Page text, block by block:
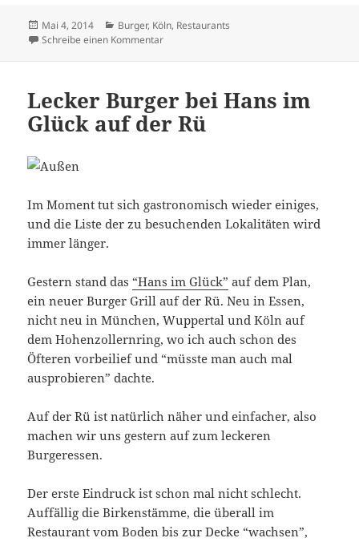
Veröffentlicht
am
Mai 4, 2014 Kategorien
Burger, Köln, Restaurants
Schreibe einen Kommentarzu Kurzkritik: Beef Brothers in Köln
Lecker Burger bei Hans im
Glück auf der Rü
Im Moment tut sich gastronomisch wieder einiges,
und die Liste der zu besuchenden Lokalitäten wird
immer länger.
Gestern stand das “Hans im Glück” auf dem Plan,
ein neuer Burger Grill auf der Rü. Neu in Essen,
nicht neu in München, Wuppertal und Köln auf
dem Hohenzollernring, wo ich auch schon des
Öfteren vorbeilief und “müsste man auch mal
ausprobieren” dachte.
Auf der Rü ist natürlich näher und einfacher, also
machen wir uns gestern auf zum leckeren
Burgeressen.
Der erste Eindruck ist schon mal nicht schlecht.
Auffällig die Birkenstämme, die überall im
Restaurant vom Boden bis zur Decke “wachsen”,